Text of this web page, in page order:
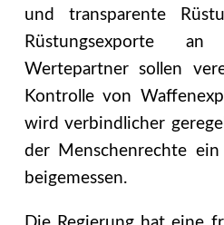
und transparente
Rüstungsexporte
Wertepartner sollen
Kontrolle von
wird verbindlicher
der Menschenrechte
beigemessen.